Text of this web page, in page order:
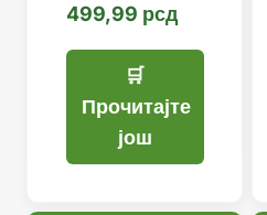
499,99 рсд
Прочитајте
још